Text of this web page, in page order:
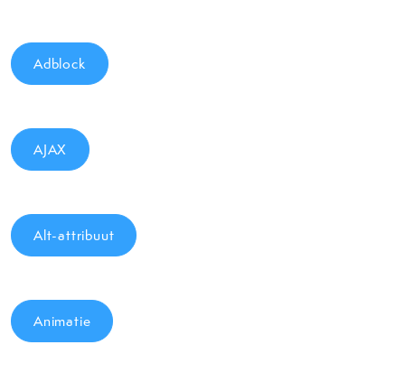
Adblock
AJAX
Alt-attribuut
Animatie